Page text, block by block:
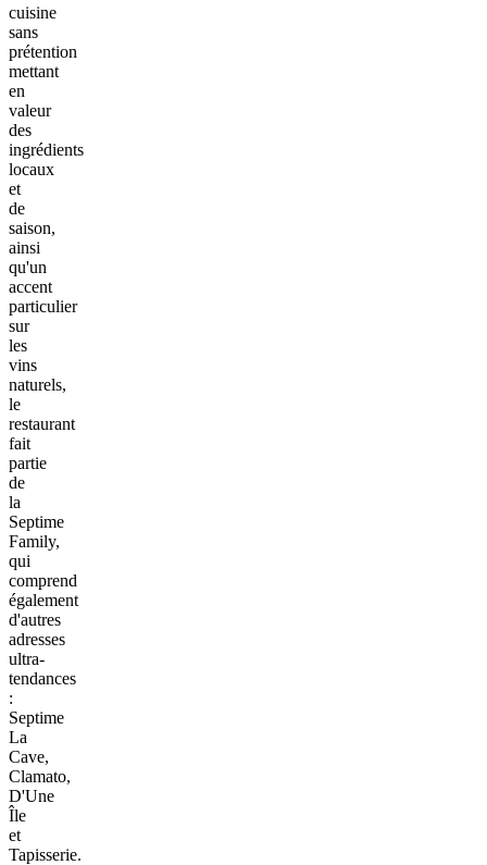
cuisine
sans
prétention
mettant
en
valeur
des
ingrédients
locaux
et
de
saison,
ainsi
qu'un
accent
particulier
sur
les
vins
naturels,
le
restaurant
fait
partie
de
la
Septime
Family,
qui
comprend
également
d'autres
adresses
ultra-
tendances
:
Septime
La
Cave,
Clamato,
D'Une
Île
et
Tapisserie.